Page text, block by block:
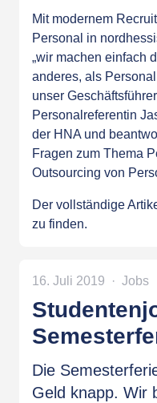
Mit modernem
Personal in
„wir machen einfach
anderes, als
unser
Personalreferentin
der HNA und
Fragen zum Thema
Outsourcing von
Der vollständige
zu finden.
16. Juli 2019 Jobs
Die
Geld knapp. Wir